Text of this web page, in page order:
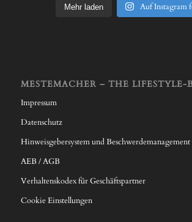
Mehr laden Auf Instagram
MESTEMACHER – THE LIFESTYLE-
Impressum
Datenschutz
Hinweisgebersystem und
AEB / AGB
Verhaltenskodex für Geschäftspartner
Cookie Einstellungen